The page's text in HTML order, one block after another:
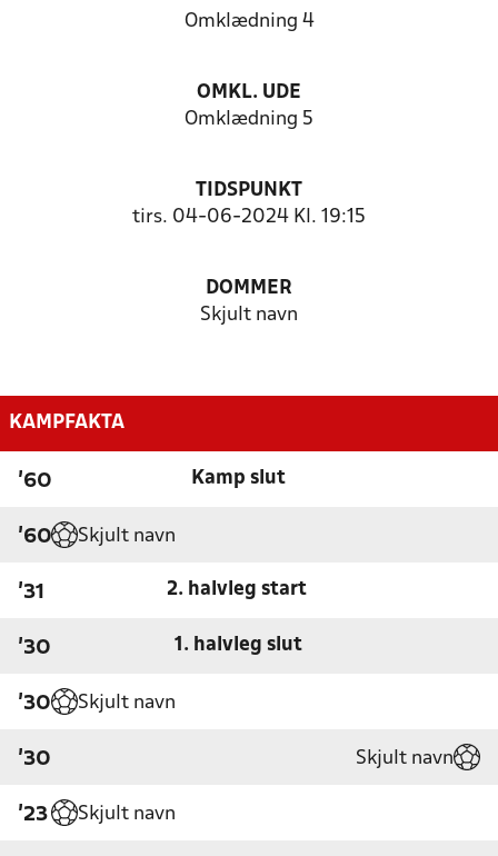
Omklædning 4
OMKL. UDE
Omklædning 5
TIDSPUNKT
tirs. 04-06-2024 Kl. 19:15
DOMMER
Skjult navn
KAMPFAKTA
'60 Kamp slut
'60 Skjult navn
'31 2. halvleg start
'30 1. halvleg slut
'30 Skjult navn
'30 Skjult navn
'23 Skjult navn